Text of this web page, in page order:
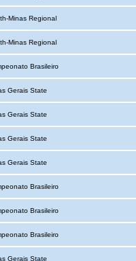
Minas Regional
Minas Regional
Brasileiro
Gerais State
Gerais State
Gerais State
Gerais State
Brasileiro
Brasileiro
Brasileiro
Gerais State